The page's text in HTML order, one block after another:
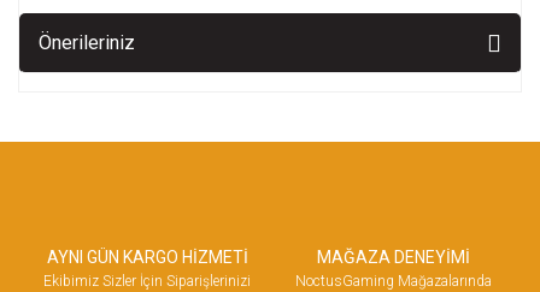
Önerileriniz
AYNI GÜN KARGO HİZMETİ
Ekibimiz Sizler İçin Siparişlerinizi
MAĞAZA DENEYİMİ
NoctusGaming Mağazalarında